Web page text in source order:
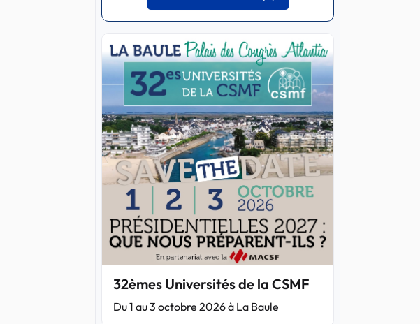
32èmes Universités de la CSMF
Du 1 au 3 octobre 2026 à La Baule